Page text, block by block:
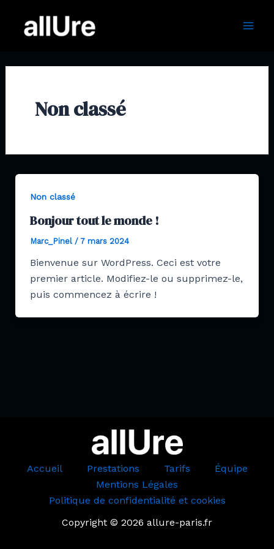
contenu
Non classé
Non classé
Bonjour tout le monde !
Marc_Pinel / 7 mars 2024
Bienvenue sur WordPress. Ceci est votre
premier article. Modifiez-le ou supprimez-le,
puis commencez à écrire !
Accueil Prestations Tarifs
Équipe
Mentions Légales
Politique de confidentialité et cookies
Copyright © 2026 allure-paris.fr